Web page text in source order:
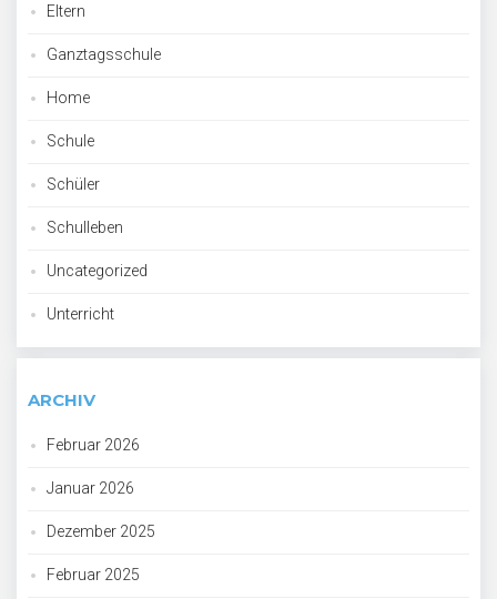
Eltern
Ganztagsschule
Home
Schule
Schüler
Schulleben
Uncategorized
Unterricht
ARCHIV
Februar 2026
Januar 2026
Dezember 2025
Februar 2025